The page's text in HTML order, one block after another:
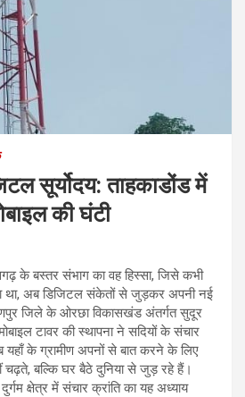
सूर्योदय: ताहकाडोंड में
की घंटी
के बस्तर संभाग का वह हिस्सा, जिसे कभी
था, अब डिजिटल संकेतों से जुड़कर अपनी नई
जिले के ओरछा विकासखंड अंतर्गत सुदूर
टावर की स्थापना ने सदियों के संचार
यहाँ के ग्रामीण अपनों से बात करने के लिए
चढ़ते, बल्कि घर बैठे दुनिया से जुड़ रहे हैं।
क्षेत्र में संचार क्रांति का यह अध्याय